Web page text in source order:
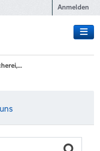
Anmelden